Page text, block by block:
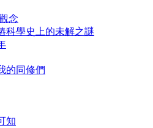
念
科學史上的未解之謎
的同修們
知